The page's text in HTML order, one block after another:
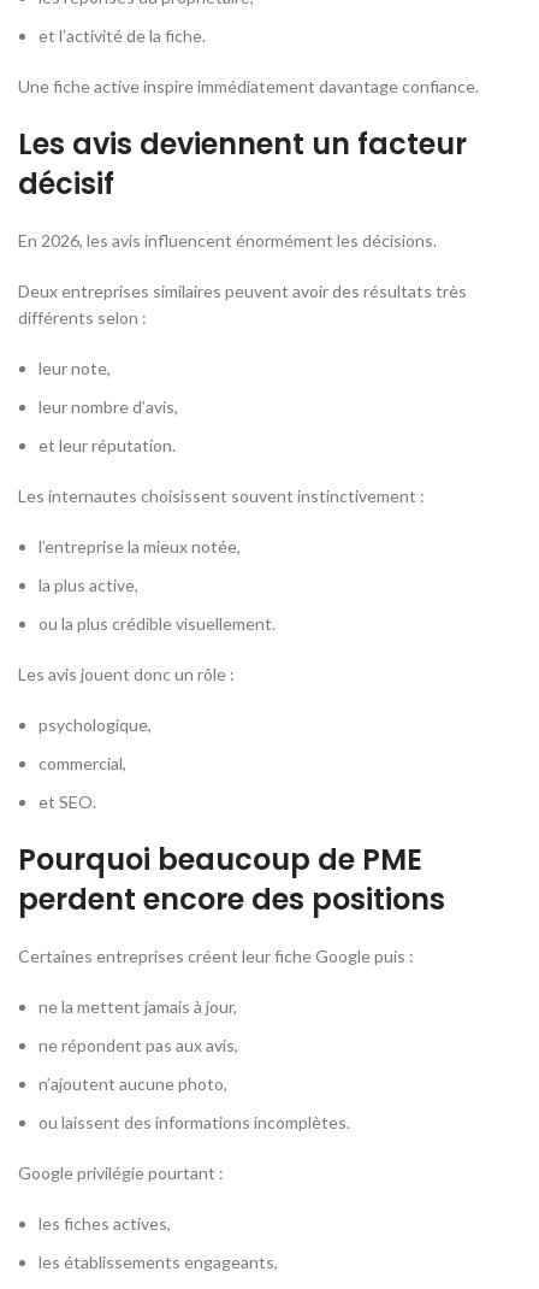
et l’activité de la fiche.
Une fiche active inspire immédiatement davantage confiance.
Les avis deviennent un facteur
décisif
En 2026, les avis influencent énormément les décisions.
Deux entreprises similaires peuvent avoir des résultats très
différents selon :
leur note,
leur nombre d’avis,
et leur réputation.
Les internautes choisissent souvent instinctivement :
l’entreprise la mieux notée,
la plus active,
ou la plus crédible visuellement.
Les avis jouent donc un rôle :
psychologique,
commercial,
et SEO.
Pourquoi beaucoup de PME
perdent encore des positions
Certaines entreprises créent leur fiche Google puis :
ne la mettent jamais à jour,
ne répondent pas aux avis,
n’ajoutent aucune photo,
ou laissent des informations incomplètes.
Google privilégie pourtant :
les fiches actives,
les établissements engageants,